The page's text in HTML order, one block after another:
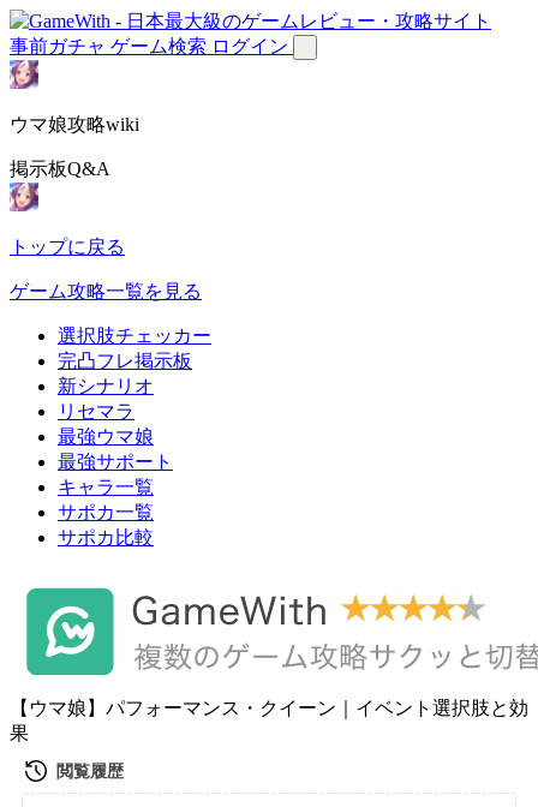
事前ガチャ ゲーム検索 ログイン
ウマ娘攻略wiki
掲示板Q&A
トップに戻る
ゲーム攻略一覧を見る
選択肢チェッカー
完凸フレ掲示板
新シナリオ
リセマラ
最強ウマ娘
最強サポート
キャラ一覧
サポカ一覧
サポカ比較
【ウマ娘】パフォーマンス・クイーン｜イベント選択肢と効
果